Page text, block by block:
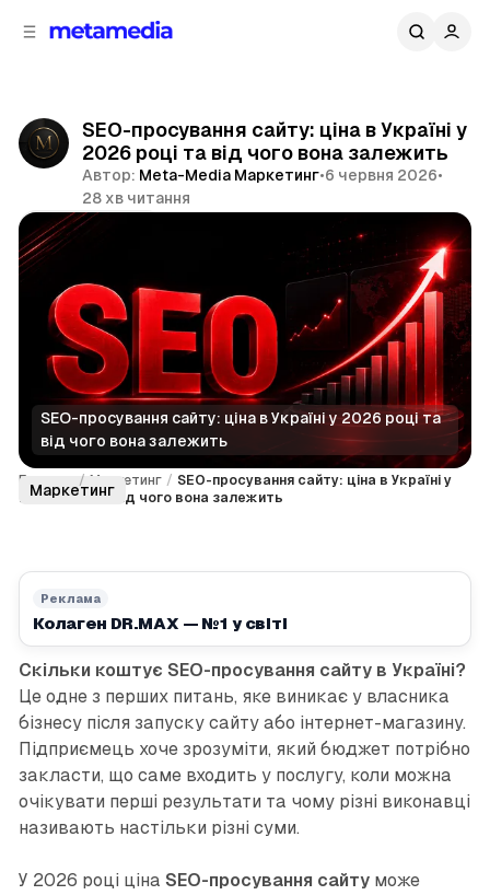
SEO-просування сайту: ціна в Україні у
2026 році та від чого вона залежить
Автор: Meta-Media Маркетинг•6 червня 2026•
28 хв читання
Поділитися
SEO-просування сайту: ціна в Україні у 2026 році та
від чого вона залежить
Головна / Маркетинг / SEO-просування сайту: ціна в Україні у
2026 році та від чого вона залежить
Реклама
Колаген DR.MAX — №1 у світі
Маркетинг
Скільки коштує SEO-просування сайту в Україні?
Це одне з перших питань, яке виникає у власника
бізнесу після запуску сайту або інтернет-магазину.
Підприємець хоче зрозуміти, який бюджет потрібно
закласти, що саме входить у послугу, коли можна
очікувати перші результати та чому різні виконавці
називають настільки різні суми.
У 2026 році ціна SEO-просування сайтуможе